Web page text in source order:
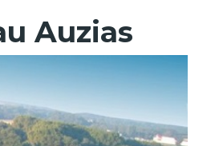
Auzias